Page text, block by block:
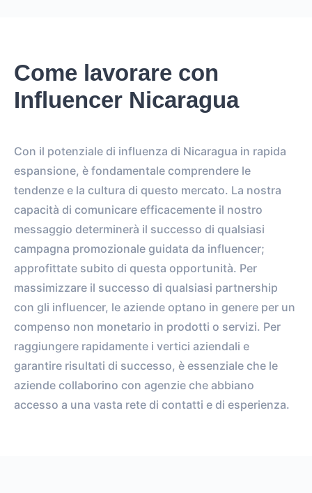
Come lavorare con
Influencer Nicaragua
Con il potenziale di influenza di Nicaragua in rapida
espansione, è fondamentale comprendere le
tendenze e la cultura di questo mercato. La nostra
capacità di comunicare efficacemente il nostro
messaggio determinerà il successo di qualsiasi
campagna promozionale guidata da influencer;
approfittate subito di questa opportunità. Per
massimizzare il successo di qualsiasi partnership
con gli influencer, le aziende optano in genere per un
compenso non monetario in prodotti o servizi. Per
raggiungere rapidamente i vertici aziendali e
garantire risultati di successo, è essenziale che le
aziende collaborino con agenzie che abbiano
accesso a una vasta rete di contatti e di esperienza.